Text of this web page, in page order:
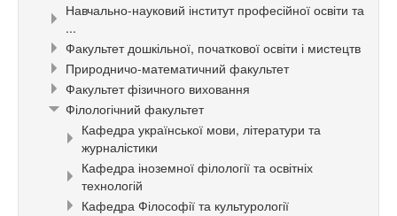
Навчально-науковий інститут професійної освіти та
...
Факультет дошкільної, початкової освіти і мистецтв
Природничо-математичний факультет
Факультет фізичного виховання
Філологічний факультет
Кафедра української мови, літератури та
журналістики
Кафедра іноземної філології та освітніх
технологій
Кафедра Філософії та культурології